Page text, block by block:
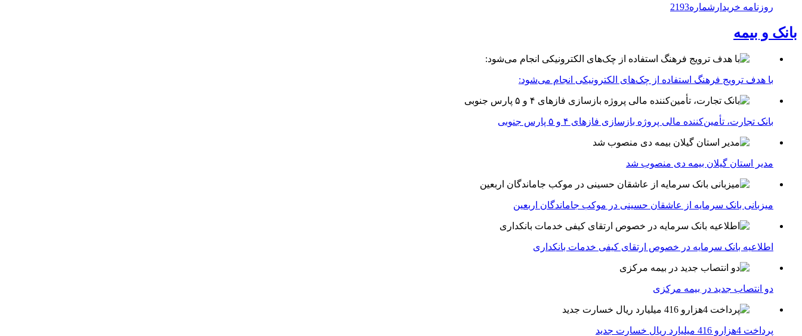
روزنامه خریدارشماره2193
بانک و بیمه
با هدف ترویج فرهنگ استفاده از چک‌های الکترونیکی انجام می‌شود:
بانک تجارت، تأمین‌کننده مالی پروژه بازسازی فازهای ۴ و ۵ پارس جنوبی
مدیر استان گیلان بیمه دی منصوب شد
میزبانی بانک سرمایه از عاشقان حسینی در موکب جاماندگان اربعین
اطلاعیه بانک سرمایه در خصوص ارتقای کیفی خدمات بانکداری
دو انتصاب جدید در بیمه مركزی
پرداخت 4هزارو 416 میلیارد ریال خسارت جدید